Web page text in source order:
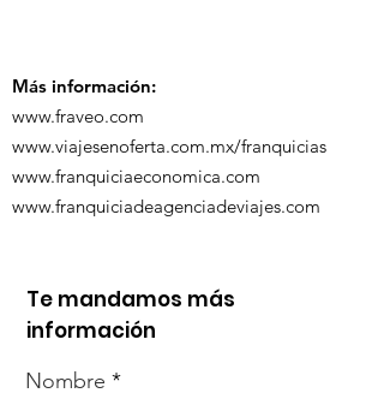
Más información:
www.fraveo.com
www.viajesenoferta.com.mx/franquicias
www.franquiciaeconomica.com
www.franquiciadeagenciadeviajes.com
Te mandamos más
información
Nombre